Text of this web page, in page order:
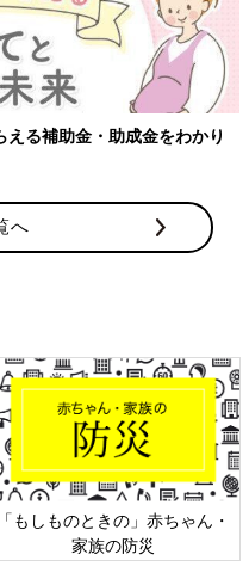
る補助金・助成金をわかり
へ
「もしものときの」赤ちゃん・
家族の防災